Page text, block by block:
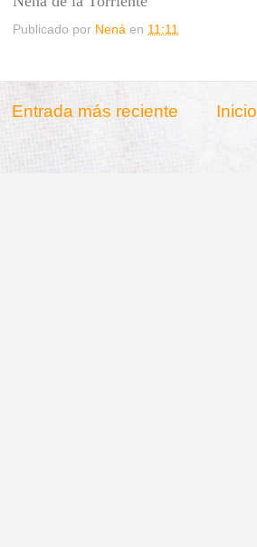
Publicado por Nená en 11:11
Entrada más reciente Inicio